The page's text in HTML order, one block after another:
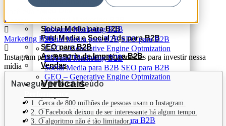
Inbound Marketing B2B
Social Media para B2B SEO para B2B
GEO – Generative Engine Optmization
Inbound Marketing B2B
Social Media para B2B SEO para B2B
GEO – Generative Engine Optmization
Paid Media e Social Ads para B2B
Paid Media e Social Ads para B2B
Social Media para B2B
Paid Media e Social Ads para B2B
SEO para B2B
Assessoria de Imprensa B2B
Vendas
Verticais
Indústria
Tecnologia
Farma
Home
Marketing B2B
Instagram para B2B? A gente te dá as razões para investir nessa
mídia
Navegue pelo conteúdo
1. Cerca de 800 milhões de pessoas usam o Instagram.
2. O Facebook deixou de ser interessante há algum tempo.
3. O algoritmo não é tão limitador.